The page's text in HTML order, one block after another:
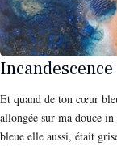
Incandescence
Et quand de ton cœur
allongée sur ma douce
bleue elle aussi, était